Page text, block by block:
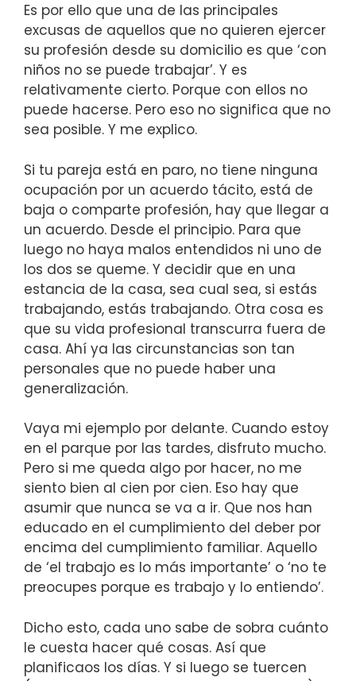
Es por ello que una de las principales
excusas de aquellos que no quieren ejercer
su profesión desde su domicilio es que ‘con
niños no se puede trabajar’. Y es
relativamente cierto. Porque con ellos no
puede hacerse. Pero eso no significa que no
sea posible. Y me explico.
Si tu pareja está en paro, no tiene ninguna
ocupación por un acuerdo tácito, está de
baja o comparte profesión, hay que llegar a
un acuerdo. Desde el principio. Para que
luego no haya malos entendidos ni uno de
los dos se queme. Y decidir que en una
estancia de la casa, sea cual sea, si estás
trabajando, estás trabajando. Otra cosa es
que su vida profesional transcurra fuera de
casa. Ahí ya las circunstancias son tan
personales que no puede haber una
generalización.
Vaya mi ejemplo por delante. Cuando estoy
en el parque por las tardes, disfruto mucho.
Pero si me queda algo por hacer, no me
siento bien al cien por cien. Eso hay que
asumir que nunca se va a ir. Que nos han
educado en el cumplimiento del deber por
encima del cumplimiento familiar. Aquello
de ‘el trabajo es lo más importante’ o ‘no te
preocupes porque es trabajo y lo entiendo’.
Dicho esto, cada uno sabe de sobra cuánto
le cuesta hacer qué cosas. Así que
planificaos los días. Y si luego se tuercen